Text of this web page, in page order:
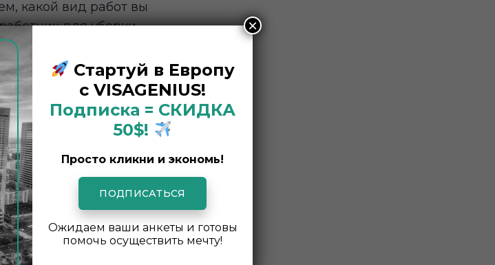
какой вид работ вы
для уборки
на производство
указывают в
к рабочему месту.
размещаются 2-4
семейного
предлагаются, а не
Стартуй в Европу
с VISAGENIUS!
Подписка = СКИДКА
50$!
Просто кликни и экономь!
ПОДПИСАТЬСЯ
Ожидаем ваши анкеты и готовы
помочь осуществить мечту!
×